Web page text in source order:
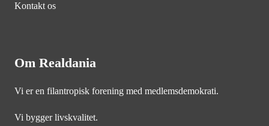
Kontakt os
Om Realdania
Vi er en filantropisk forening med medlemsdemokrati.
Vi bygger livskvalitet.